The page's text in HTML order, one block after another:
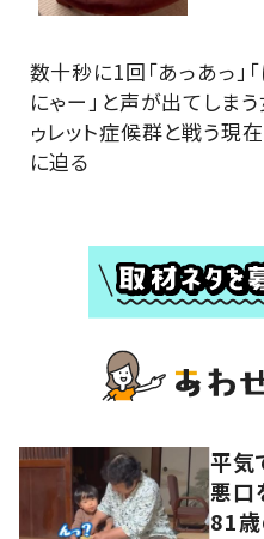
数十秒に1回「あっあっ」
にゃー」と声が出てしまう
ゥレット症候群と戦う現
に迫る
平気
悪口
81歳